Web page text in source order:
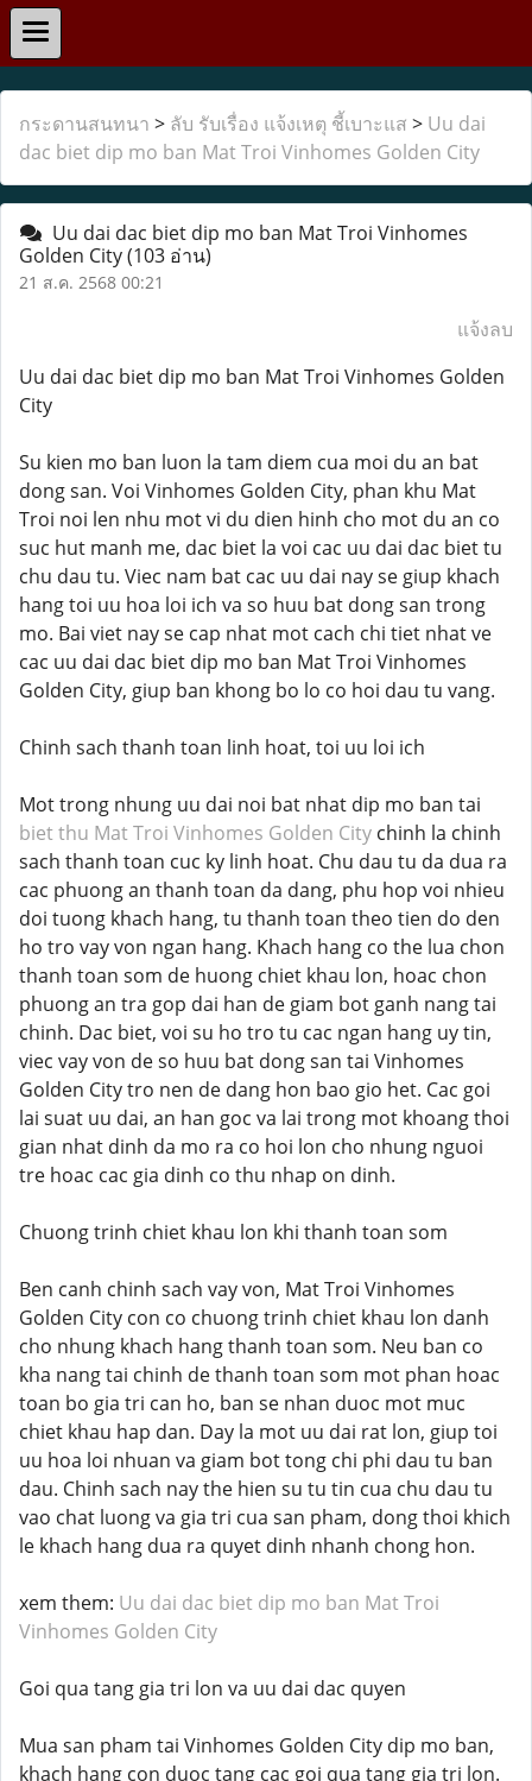
กระดานสนทนา > ลับ รับเรื่อง แจ้งเหตุ ชี้เบาะแส > Uu dai
dac biet dip mo ban Mat Troi Vinhomes Golden City
Uu dai dac biet dip mo ban Mat Troi Vinhomes
Golden City(103 อ่าน)
21 ส.ค. 2568 00:21
แจ้งลบ
Uu dai dac biet dip mo ban Mat Troi Vinhomes Golden
City
Su kien mo ban luon la tam diem cua moi du an bat
dong san. Voi Vinhomes Golden City, phan khu Mat
Troi noi len nhu mot vi du dien hinh cho mot du an co
suc hut manh me, dac biet la voi cac uu dai dac biet tu
chu dau tu. Viec nam bat cac uu dai nay se giup khach
hang toi uu hoa loi ich va so huu bat dong san trong
mo. Bai viet nay se cap nhat mot cach chi tiet nhat ve
cac uu dai dac biet dip mo ban Mat Troi Vinhomes
Golden City, giup ban khong bo lo co hoi dau tu vang.
Chinh sach thanh toan linh hoat, toi uu loi ich
Mot trong nhung uu dai noi bat nhat dip mo ban tai
biet thu Mat Troi Vinhomes Golden City chinh la chinh
sach thanh toan cuc ky linh hoat. Chu dau tu da dua ra
cac phuong an thanh toan da dang, phu hop voi nhieu
doi tuong khach hang, tu thanh toan theo tien do den
ho tro vay von ngan hang. Khach hang co the lua chon
thanh toan som de huong chiet khau lon, hoac chon
phuong an tra gop dai han de giam bot ganh nang tai
chinh. Dac biet, voi su ho tro tu cac ngan hang uy tin,
viec vay von de so huu bat dong san tai Vinhomes
Golden City tro nen de dang hon bao gio het. Cac goi
lai suat uu dai, an han goc va lai trong mot khoang thoi
gian nhat dinh da mo ra co hoi lon cho nhung nguoi
tre hoac cac gia dinh co thu nhap on dinh.
Chuong trinh chiet khau lon khi thanh toan som
Ben canh chinh sach vay von, Mat Troi Vinhomes
Golden City con co chuong trinh chiet khau lon danh
cho nhung khach hang thanh toan som. Neu ban co
kha nang tai chinh de thanh toan som mot phan hoac
toan bo gia tri can ho, ban se nhan duoc mot muc
chiet khau hap dan. Day la mot uu dai rat lon, giup toi
uu hoa loi nhuan va giam bot tong chi phi dau tu ban
dau. Chinh sach nay the hien su tu tin cua chu dau tu
vao chat luong va gia tri cua san pham, dong thoi khich
le khach hang dua ra quyet dinh nhanh chong hon.
xem them: Uu dai dac biet dip mo ban Mat Troi
Vinhomes Golden City
Goi qua tang gia tri lon va uu dai dac quyen
Mua san pham tai Vinhomes Golden City dip mo ban,
khach hang con duoc tang cac goi qua tang gia tri lon.